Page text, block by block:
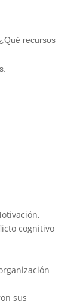
recursos
cognitivo
sus